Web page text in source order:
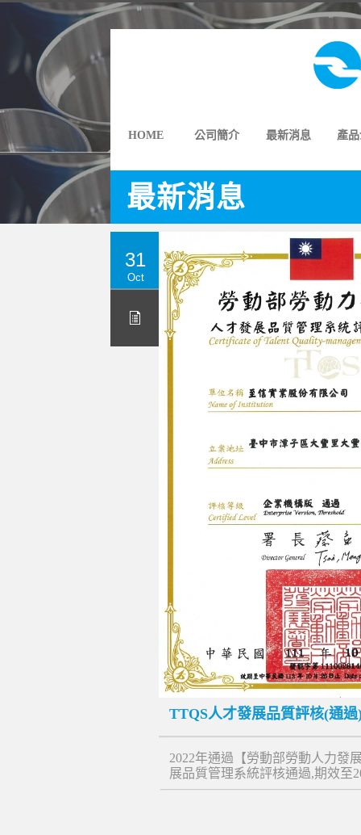
HOME 公司簡介 最新消息 產
最新消息
31
Oct
TTQS人才發展品質評核(通過
2022年通過【勞動部勞動人力發
展品質管理系統評核通過,期效至